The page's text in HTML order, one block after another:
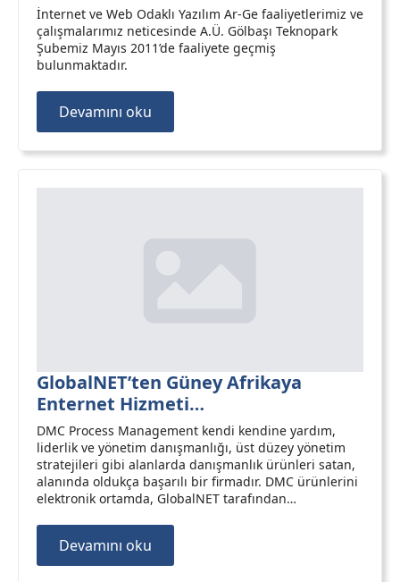
İnternet ve Web Odaklı Yazılım Ar-Ge faaliyetlerimiz ve
çalışmalarımız neticesinde A.Ü. Gölbaşı Teknopark
Şubemiz Mayıs 2011’de faaliyete geçmiş
bulunmaktadır.
Devamını oku
GlobalNET’ten Güney Afrikaya
Enternet Hizmeti…
DMC Process Management kendi kendine yardım,
liderlik ve yönetim danışmanlığı, üst düzey yönetim
stratejileri gibi alanlarda danışmanlık ürünleri satan,
alanında oldukça başarılı bir firmadır. DMC ürünlerini
elektronik ortamda, GlobalNET tarafından…
Devamını oku